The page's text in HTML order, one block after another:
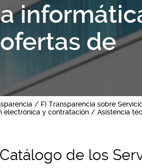
de
F) Transparencia sobre
electrónica y contratación
Asistencia
Catálogo de los